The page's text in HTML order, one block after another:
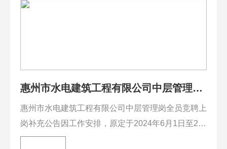
惠州市水电建筑工程有限公司中层管理岗
全员竞聘上岗补充公告
惠州市水电建筑工程有限公司中层管理岗全员竞聘上
岗补充公告因工作安排，原定于2024年6月1日至20
24年6月7日公司中层副职管理岗竞聘报名时间进行